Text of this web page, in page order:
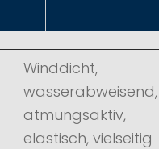
Winddicht,
wasserabweisend,
atmungsaktiv,
elastisch, vielseitig